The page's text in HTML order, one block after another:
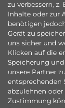
zu verbessern,
Inhalte oder zur
benötigen
Gerät zu
uns sicher und
Klicken auf die
Speicherung
unsere Partner
entsprechenden
abzulehnen
Zustimmung